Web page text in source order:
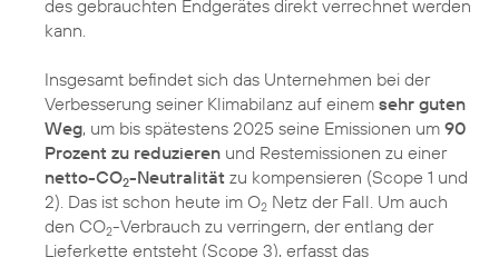
des gebrauchten Endgerätes direkt verrechnet werden
kann.
Insgesamt befindet sich das Unternehmen bei der
Verbesserung seiner Klimabilanz auf einem sehr guten
Weg, um bis spätestens 2025 seine Emissionen um 90
Prozent zu reduzieren und Restemissionen zu einer
netto-CO2-Neutralität zu kompensieren (Scope 1 und
2). Das ist schon heute im O2 Netz der Fall. Um auch
den CO2-Verbrauch zu verringern, der entlang der
Lieferkette entsteht (Scope 3), erfasst das